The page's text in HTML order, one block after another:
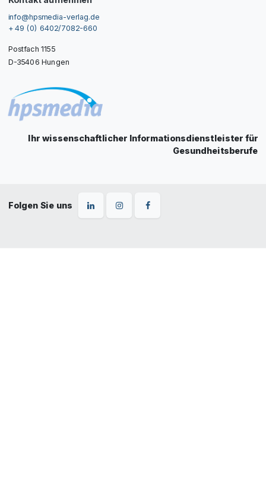
info@hpsmedia-verlag.de
+ 49 (0) 6402/7082-660
Postfach 1155
D-35406 Hungen
Ihr wissenschaftlicher Informationsdienstleister für
Gesundheitsberufe
Folgen Sie uns